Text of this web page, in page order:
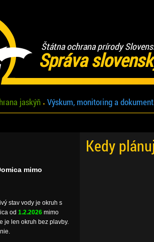
Štátna ochrana prírody
Správa
jaskýň Výskum, monitoring a
Kedy
mimo
stav vody je okruh s
od 1.2.2026 mimo
je len okruh bez plavby.